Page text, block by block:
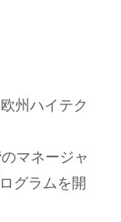
州ハイテク
マネージャ
グラムを開